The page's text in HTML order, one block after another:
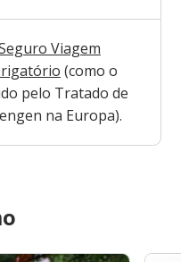
Viagem
(como o
pelo Tratado de
na Europa).